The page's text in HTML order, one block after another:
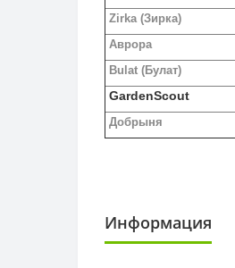
Zirka (Зирка)
Аврора
Bulat (Булат)
GardenScout
Добрыня
Информация